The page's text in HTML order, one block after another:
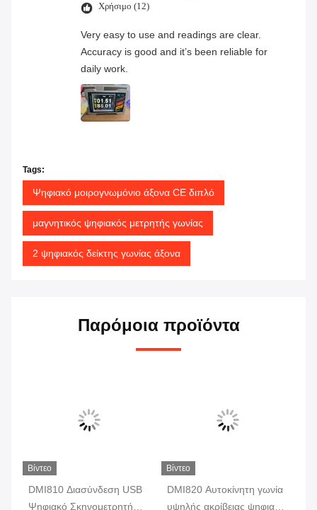
Χρήσιμο (12)
Very easy to use and readings are clear.
Accuracy is good and it’s been reliable for
daily work.
Tags:
Ψηφιακό μοιρογνωμόνιο άξονα CE διπλό
μαγνητικός ψηφιακός μετρητής γωνίας
2 ψηφιακός δείκτης γωνίας άξονα
Παρόμοια προϊόντα
Βίντεο
DMI810 Διασύνδεση USB
Ψηφιακό Σκηνομετρητή
Βίντεο
DMI820 Αυτοκίνητη γωνία
υψηλής ακρίβειας ψηφιακό